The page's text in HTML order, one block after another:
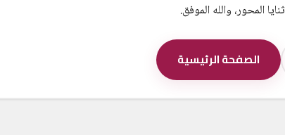
المحور، والله الموفق.
الصفحة الرئيسية